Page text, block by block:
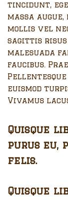
tincidunt,
massa
mollis vel
sagittis risus
malesuada
faucibus.
euismod
Vivamus
Quisque
purus eu,
felis.
Quisque